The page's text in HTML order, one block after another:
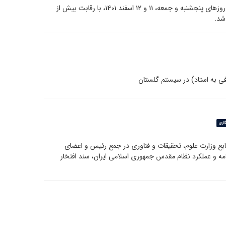
آزمون سراسری مقاطع کارشناسی ارشد و دکتری سال ۱۴۰۲، روزهای پنجشنبه و جمعه، ۱۱ و ۱۲ اسفند ۱۴۰۱، با رقابت بیش از
به استاد) در سیستم گلستان
گالری
وزارت علوم، تحقیقات و فناوری در جمع رئیس و اعضای
و عملکرد نظام مقدس جمهوری اسلامی ایران، سند افتخار